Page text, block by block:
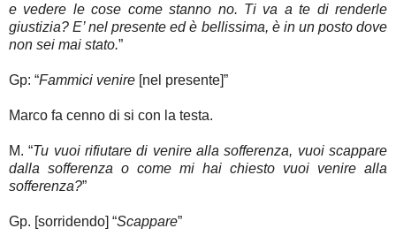
e vedere le cose come stanno no. Ti va a te di renderle
giustizia? E’ nel presente ed è bellissima, è in un posto dove
non sei mai stato.”
Gp: “Fammici venire [nel presente]”
Marco fa cenno di si con la testa.
M. “Tu vuoi rifiutare di venire alla sofferenza, vuoi scappare
dalla sofferenza o come mi hai chiesto vuoi venire alla
sofferenza?”
Gp. [sorridendo] “Scappare”